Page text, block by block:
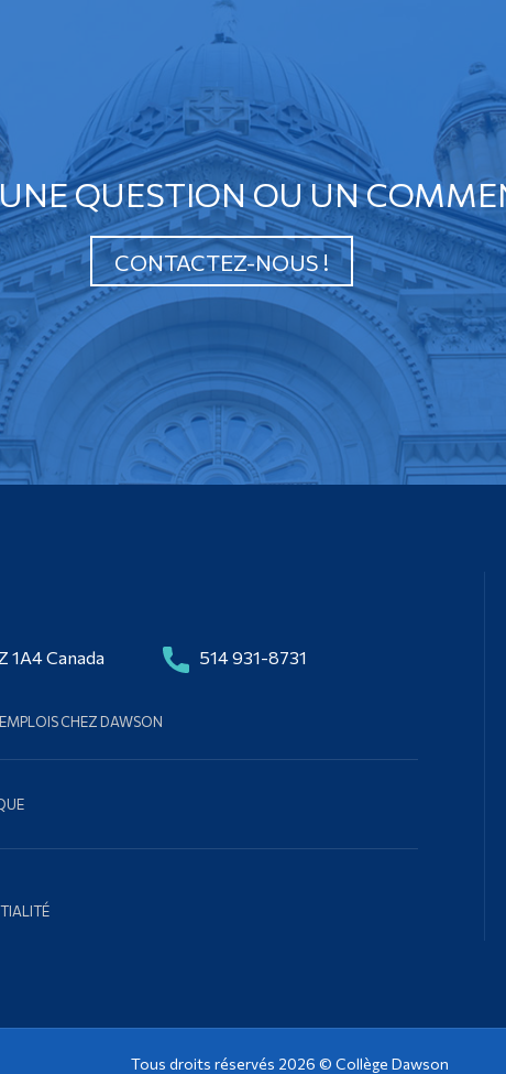
QUESTION OU UN
CONTACTEZ-NOUS !
Canada 514 931-8731
EMPLOIS CHEZ DAWSON
Tous droits réservés 2026 ©Collège Dawson